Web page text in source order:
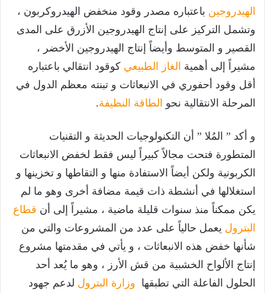
الهيدروجين باعتباره مصدر وقود منخفض الهيدروكربون ،
وتشمل التركيز على إنتاج الهيدروجين الأزرق على المدى
القصير و المتوسط وأيضاً إنتاج الهيدروجين الأخضر ،
مشيراً إلى أهمية الغاز الطبيعي كوقود انتقالي باعتباره
أقل وقود أحفوري في الانبعاثات و تبنته معظم الدول في
المرحلة الانتقالية نحو الطاقة النظيفة.
و أكد ” المُلا ” أن التكنولوجيات الحديثة و التقنيات
المتطورة فتحت مجالاً كبيراً ليس فقط لخفض الانبعاثات
الكربونية ولكن أيضاً الاستفادة منها و التقاطها و تخزينها و
استغلالها في أنشطة ذات قيمة مضافة أخرى وهو ما لم
يكن ممكناً منذ سنوات قليلة ماضية ، مشيراً إلى أن قطاع
البترول يعمل حالياً على عدد من المشروعات والتي من
شأنها خفض هذه الانبعاثات ، و يأتي في مقدمتها مشروع
إنتاج الألواح الخشبية من قش الأرز ، وهو ما يُعد أحد
الحلول الفاعلة التي تطبقها وزارة البترول لدعم جهود